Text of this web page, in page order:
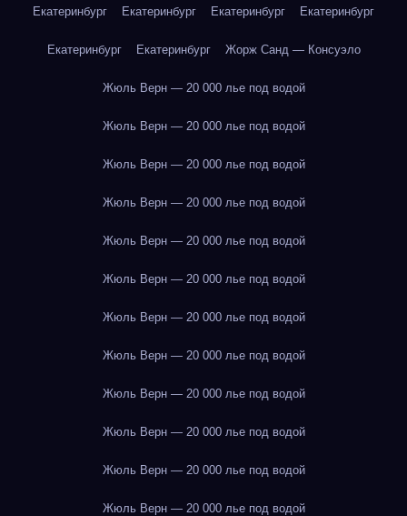
Екатеринбург Екатеринбург Екатеринбург Екатеринбург
Екатеринбург Екатеринбург Жорж Санд — Консуэло
Жюль Верн — 20 000 лье под водой
Жюль Верн — 20 000 лье под водой
Жюль Верн — 20 000 лье под водой
Жюль Верн — 20 000 лье под водой
Жюль Верн — 20 000 лье под водой
Жюль Верн — 20 000 лье под водой
Жюль Верн — 20 000 лье под водой
Жюль Верн — 20 000 лье под водой
Жюль Верн — 20 000 лье под водой
Жюль Верн — 20 000 лье под водой
Жюль Верн — 20 000 лье под водой
Жюль Верн — 20 000 лье под водой